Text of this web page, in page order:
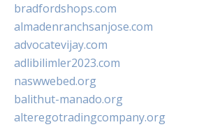
bradfordshops.com
almadenranchsanjose.com
advocatevijay.com
adlibilimler2023.com
naswwebed.org
balithut-manado.org
alteregotradingcompany.org